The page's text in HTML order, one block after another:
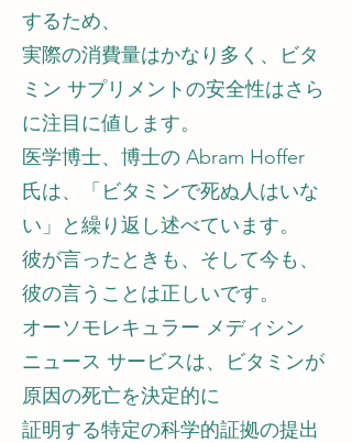
するため、
実際の消費量はかなり多く、ビタ
ミン サプリメントの安全性はさら
に注目に値します。
医学博士、博士の Abram Hoffer
氏は、「ビタミンで死ぬ人はいな
い」と繰り返し述べています。
彼が言ったときも、そして今も、
彼の言うことは正しいです。
オーソモレキュラー メディシン
ニュース サービスは、ビタミンが
原因の死亡を決定的に
証明する特定の科学的証拠の提出